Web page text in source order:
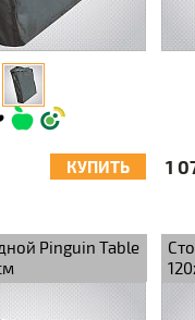
КУПИТЬ 1
Pinguin Table